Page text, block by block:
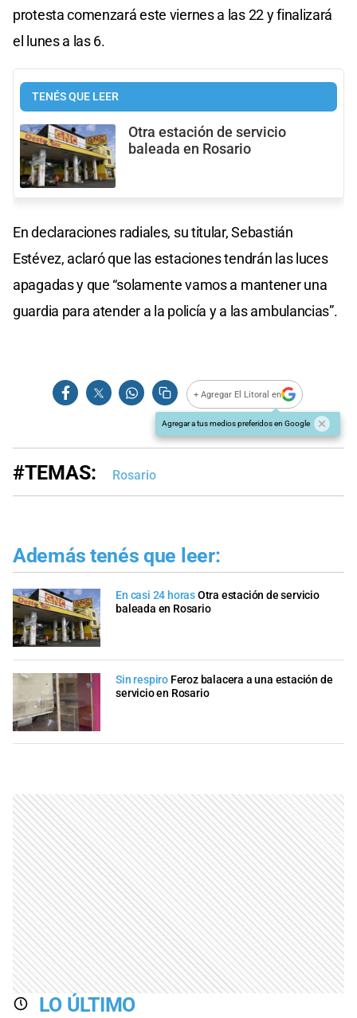
protesta comenzará este viernes a las 22 y finalizará
el lunes a las 6.
TENÉS QUE LEER
Otra estación de servicio
baleada en Rosario
En declaraciones radiales, su titular, Sebastián
Estévez, aclaró que las estaciones tendrán las luces
apagadas y que “solamente vamos a mantener una
guardia para atender a la policía y a las ambulancias”.
+ Agregar El Litoral en
Agregar a tus medios preferidos en Google
#TEMAS: Rosario
Además tenés que leer:
En casi 24 horasOtra estación de servicio
baleada en Rosario
Sin respiro Feroz balacera a una estación de
servicio en Rosario
LO ÚLTIMO